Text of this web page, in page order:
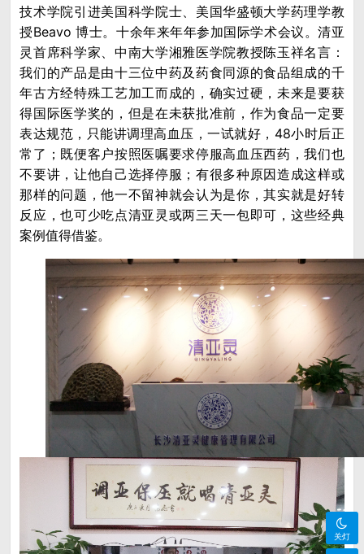
技术学院引进美国科学院士、美国华盛顿大学药理学教
授Beavo 博士。十余年来年年参加国际学术会议。清亚
灵首席科学家、中南大学湘雅医学院教授陈玉祥名言：
我们的产品是由十三位中药及药食同源的食品组成的千
年古方经特殊工艺加工而成的，确实过硬，未来是要获
得国际医学奖的，但是在未获批准前，作为食品一定要
表达规范，只能讲调理高血压，一试就好，48小时后正
常了；既便客户按照医嘱要求停服高血压西药，我们也
不要讲，让他自己选择停服；有很多种原因造成这样或
那样的问题，他一不留神就会认为是你，其实就是好转
反应，也可少吃点清亚灵或两三天一包即可，这些经典
案例值得借鉴。
关灯